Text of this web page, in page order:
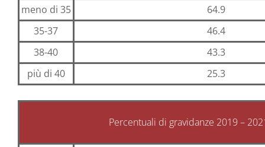
meno di 35
64.9
35-37
46.4
38-40
43.3
più di 40
25.3
Percentuali di gravidanze 2019 –